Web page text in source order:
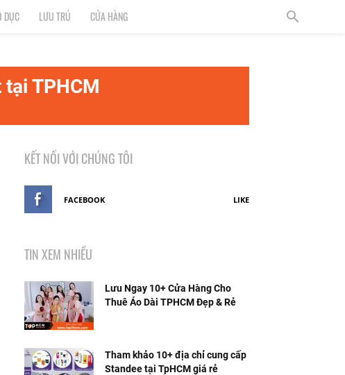
DỤC LƯU TRÚ CỬA HÀNG
TPHCM
KẾT NỐI VỚI CHÚNG TÔI
FACEBOOK LIKE
TIN XEM NHIỀU
Lưu Ngay 10+ Cửa Hàng Cho
Thuê Áo Dài TPHCM Đẹp & Rẻ
Tham khảo 10+ địa chỉ cung cấp
Standee tại TpHCM giá rẻ